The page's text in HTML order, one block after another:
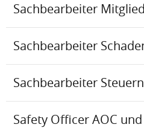
Sachbearbeiter
Sachbearbeiter
Sachbearbeiter
Safety Officer AOC